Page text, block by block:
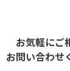
お気軽にご
お問い合わせ